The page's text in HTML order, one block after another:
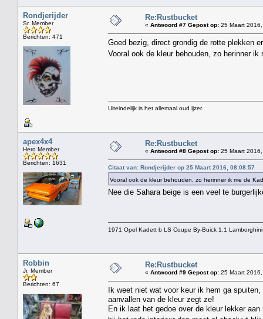
Rondjerijder
Sr. Member
Berichten: 471
Re:Rustbucket
« Antwoord #7 Gepost op: 25 Maart
Goed bezig, direct grondig de rotte plekken
Vooral ook de kleur behouden, zo herinner
Uiteindelijk is het allemaal oud ijzer.
apex4x4
Hero Member
Berichten: 1631
Re:Rustbucket
« Antwoord #8 Gepost op: 25 Maart
Citaat van: Rondjerijder op 25 Maart 2016, 08:08:57
Vooral ook de kleur behouden, zo herinner ik me de
Nee die Sahara beige is een veel te
1971 Opel Kadett b LS Coupe By-Buick 1.1
Robbin
Jr. Member
Berichten: 67
Re:Rustbucket
« Antwoord #9 Gepost op: 25 Maart
Ik weet niet wat voor keur ik hem ga
aanvallen van de kleur zegt ze!
En ik laat het gedoe over de kleur lekker